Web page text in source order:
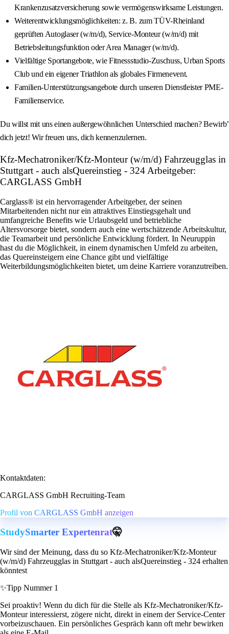
Krankenzusatzversicherung sowie vermögenswirksame Leistungen.
Weiterentwicklungsmöglichkeiten: z. B. zum TÜV-Rheinland
geprüften Autoglaser (w/m/d), Service-Monteur (w/m/d) mit
Betriebsleitungsfunktion oder Area Manager (w/m/d).
Vielfältige Sportangebote, wie Fitnessstudio-Zuschuss, Urban Sports
Club und ein eigener Triathlon als globales Firmenevent.
Familien-Unterstützungsangebote durch unseren Dienstleister PME-
Familienservice.
Du willst mit uns einen außergewöhnlichen Unterschied machen? Bewirb’
dich jetzt! Wir freuen uns, dich kennenzulernen.
Kfz-Mechatroniker/Kfz-Monteur (w/m/d) Fahrzeugglas in
Stuttgart - auch alsQuereinstieg - 324 Arbeitgeber:
CARGLASS GmbH
Carglass® ist ein hervorragender Arbeitgeber, der seinen
Mitarbeitenden nicht nur ein attraktives Einstiegsgehalt und
umfangreiche Benefits wie Urlaubsgeld und betriebliche
Altersvorsorge bietet, sondern auch eine wertschätzende Arbeitskultur,
die Teamarbeit und persönliche Entwicklung fördert. In Neuruppin
hast du die Möglichkeit, in einem dynamischen Umfeld zu arbeiten,
das Quereinsteigern eine Chance gibt und vielfältige
Weiterbildungsmöglichkeiten bietet, um deine Karriere voranzutreiben.
Kontaktdaten:
CARGLASS GmbH Recruiting-Team
Profil von CARGLASS GmbH anzeigen
StudySmarter Expertenrat🤫
Wir sind der Meinung, dass du so Kfz-Mechatroniker/Kfz-Monteur
(w/m/d) Fahrzeugglas in Stuttgart - auch alsQuereinstieg - 324 erhalten
könntest
✨Tipp Nummer 1
Sei proaktiv! Wenn du dich für die Stelle als Kfz-Mechatroniker/Kfz-
Monteur interessierst, zögere nicht, direkt in einem der Service-Center
vorbeizuschauen. Ein persönliches Gespräch kann oft mehr bewirken